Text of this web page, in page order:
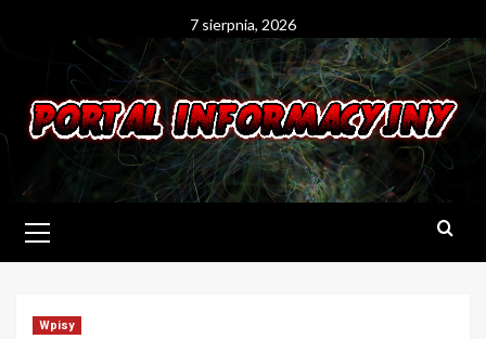
7 sierpnia, 2026
Menu
Wpisy